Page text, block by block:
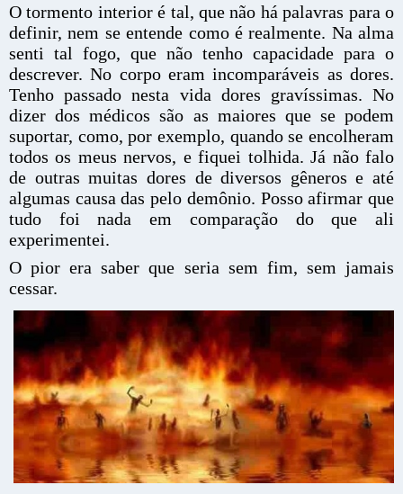
O tormento interior é tal, que não há palavras para o
definir, nem se entende como é realmente. Na alma
senti tal fogo, que não tenho capacidade para o
descrever. No corpo eram incomparáveis as dores.
Tenho passado nesta vida dores gravíssimas. No
dizer dos médicos são as maiores que se podem
suportar, como, por exemplo, quando se encolheram
todos os meus nervos, e fiquei tolhida. Já não falo
de outras muitas dores de diversos gêneros e até
algumas causa das pelo demônio. Posso afirmar que
tudo foi nada em comparação do que ali
experimentei.
O pior era saber que seria sem fim, sem jamais
cessar.